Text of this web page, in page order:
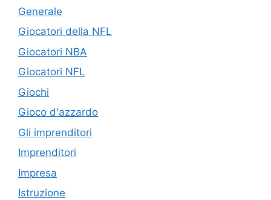
Generale
Giocatori della NFL
Giocatori NBA
Giocatori NFL
Giochi
Gioco d'azzardo
Gli imprenditori
Imprenditori
Impresa
Istruzione